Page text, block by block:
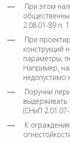
При этом
2.08.01-89 п.
При
конструкций
параметры,
Например,
недопустимо
Поручни
выдерживать
(СНиП
К